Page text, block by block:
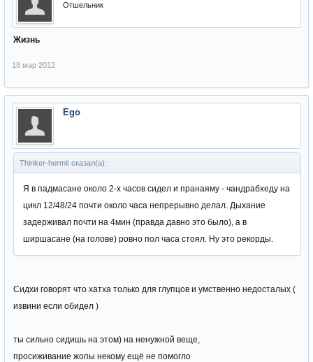
Отшельник
Жизнь
18 мар 2012
Ego
Thinker-hermit сказал(а):
Я в падмасане около 2-х часов сидел и пранаяму - чандрабхеду на
цикл 12/48/24 почти около часа непрерывно делал. Дыхание
задерживал почти на 4мин (правда давно это было), а в
ширшасане (на голове) ровно пол часа стоял. Ну это рекорды.
Сидхи говорят что хатха только для глупцов и умственно недосталых (
извини если обидел )
ты сильно сидишь на этом) на ненужной веще,
просиживание жопы некому ещё не помогло